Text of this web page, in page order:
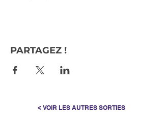
PARTAGEZ !
< VOIR LES AUTRES SORTIES